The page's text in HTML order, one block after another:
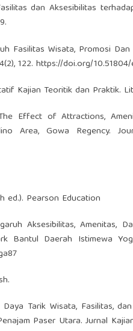
dan Aksesibilitas
Fasilitas Wisata, Promosi
122. https://doi.org/10.51804/
Kajian Teoritik dan Praktik.
Effect of Attractions,
Area, Gowa Regency.
ed.). Pearson Education
Aksesibilitas, Amenitas,
Bantul Daerah Istimewa
Tarik Wisata, Fasilitas,
Paser Utara. Jurnal